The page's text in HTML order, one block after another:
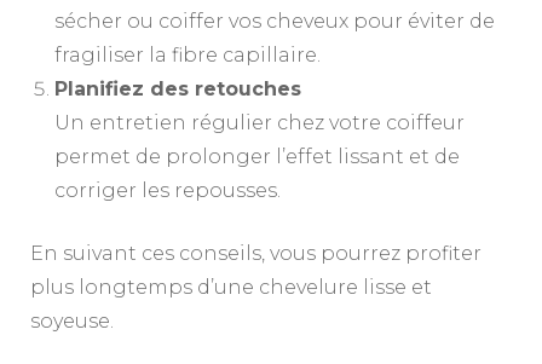
sécher ou coiffer vos cheveux pour éviter de
fragiliser la fibre capillaire.
Planifiez des retouches
Un entretien régulier chez votre coiffeur
permet de prolonger l’effet lissant et de
corriger les repousses.
En suivant ces conseils, vous pourrez profiter
plus longtemps d’une chevelure lisse et
soyeuse.